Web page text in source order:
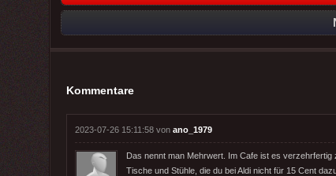
Kommentare
2023-07-26 15:11:58 von ano_1979
Das nennt man Mehrwert. Im Cafe ist es
Tische und Stühle, die du bei Aldi nicht für 15 Cent